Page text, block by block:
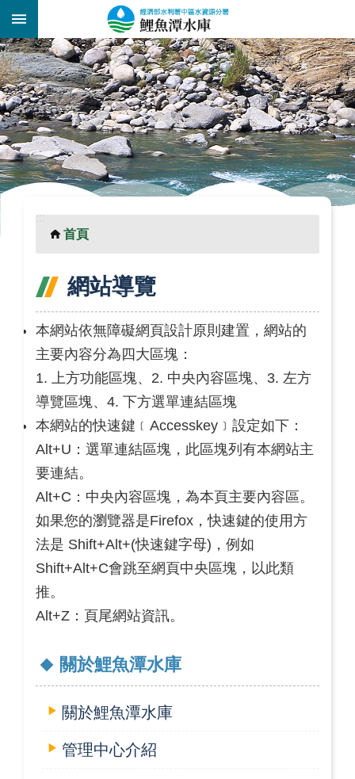
跳到主要內容區塊
::: _
:::
首頁
網站導覽
本網站依無障礙網頁設計原則建置，網站的
主要內容分為四大區塊：
1. 上方功能區塊、2. 中央內容區塊、3. 左方
導覽區塊、4. 下方選單連結區塊
本網站的快速鍵﹝Accesskey﹞設定如下：
Alt+U：選單連結區塊，此區塊列有本網站主
要連結。
Alt+C：中央內容區塊，為本頁主要內容區。
如果您的瀏覽器是Firefox，快速鍵的使用方
法是 Shift+Alt+(快速鍵字母)，例如
Shift+Alt+C會跳至網頁中央區塊，以此類
推。
Alt+Z：頁尾網站資訊。
關於鯉魚潭水庫
關於鯉魚潭水庫
管理中心介紹